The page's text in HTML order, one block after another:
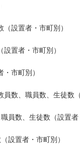
置者・市町別）
者・市町別）
市町別）
、職員数、生徒数（
、生徒数（設置者
置者・市町別）